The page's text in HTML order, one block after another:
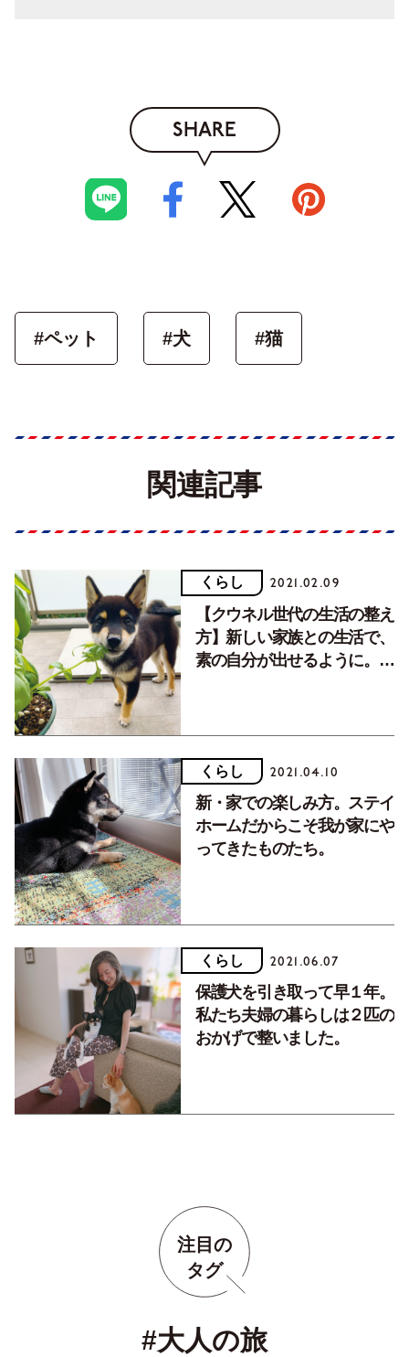
SHARE
#ペット #犬 #猫
関連記事
くらし 2021.02.09
【クウネル世代の生活の整え
方】新しい家族との生活で、
素の自分が出せるように。花
くらし 2021.04.10
新・家での楽しみ方。ステイ
ホームだからこそ我が家にや
ってきたものたち。
くらし 2021.06.07
保護犬を引き取って早１年。
私たち夫婦の暮らしは２匹の
おかげで整いました。
注目の
タグ
#大人の旅